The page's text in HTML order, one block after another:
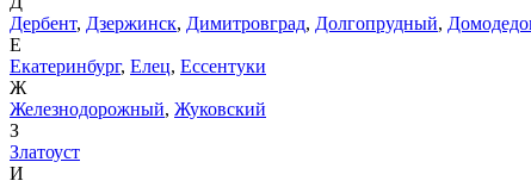
Дербент, Дзержинск, Димитровград, Долгопрудный,
Е
Екатеринбург, Елец, Ессентуки
Ж
Железнодорожный, Жуковский
З
Златоуст
И